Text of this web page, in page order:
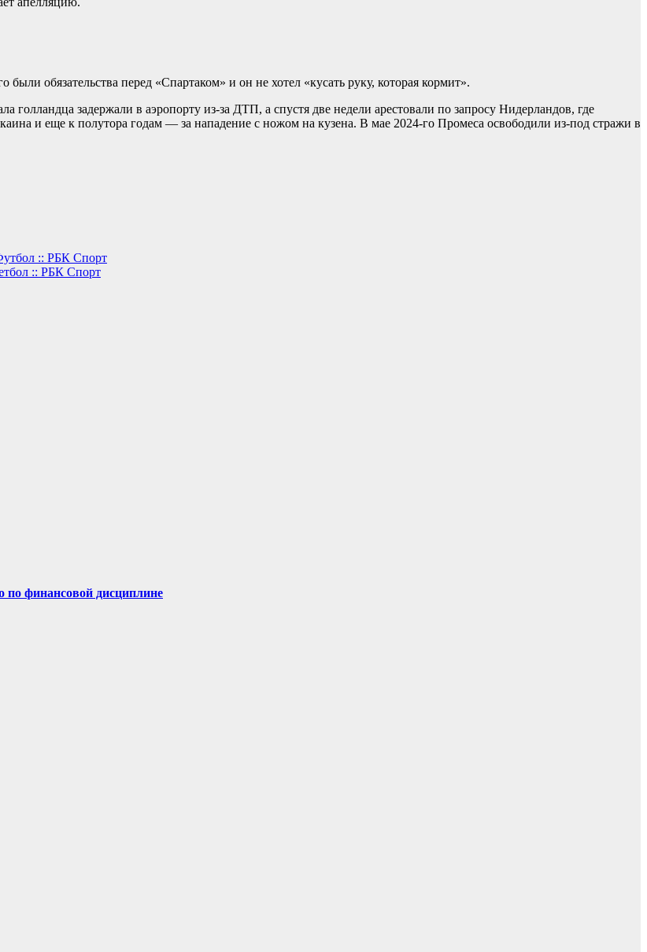
обязательства перед «Спартаком» и он не хотел «кусать руку, которая кормит».
задержали в аэропорту из-за ДТП, а спустя две недели арестовали по запросу Нидерландов, где
и еще к полутора годам — за нападение с ножом на кузена. В мае 2024-го Промеса освободили из-под стражи в
:: РБК Спорт
:: РБК Спорт
по финансовой дисциплине